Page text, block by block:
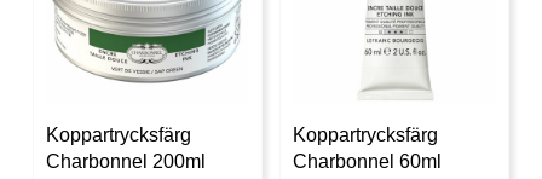
Koppartrycksfärg
Charbonnel 200ml
Koppartrycksfärg
Charbonnel 60ml